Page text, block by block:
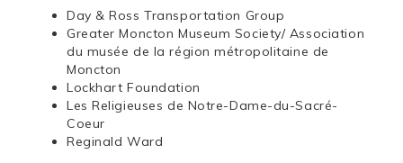
Day & Ross Transportation Group
Greater Moncton Museum Society/ Association
du musée de la région métropolitaine de
Moncton
Lockhart Foundation
Les Religieuses de Notre-Dame-du-Sacré-
Coeur
Reginald Ward